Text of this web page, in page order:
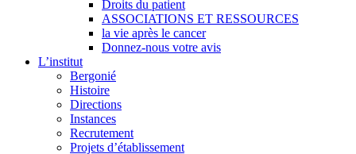
Droits du patient
ASSOCIATIONS ET RESSOURCES
la vie après le cancer
Donnez-nous votre avis
L’institut
Bergonié
Histoire
Directions
Instances
Recrutement
Projets d’établissement